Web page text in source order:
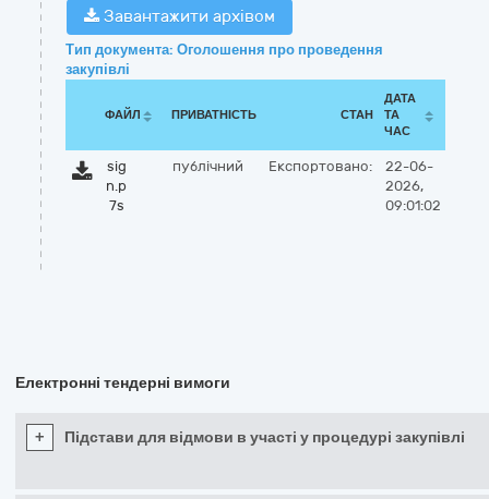
Завантажити архівом
Тип документа: Оголошення про проведення
закупівлі
ФАЙЛ ПРИВАТНІСТЬ СТАН
ДАТА
ТА
ЧАС
sig
n.p
7s
публічний Експортовано:
22-06-
2026,
09:01:02
Електронні тендерні вимоги
+ Підстави для відмови в участі у процедурі закупівлі